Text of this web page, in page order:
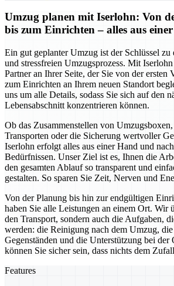
Umzug planen mit Iserlohn: Von
bis zum Einrichten – alles aus
Ein gut geplanter Umzug ist der Schlüssel zu
und stressfreien Umzugsprozess. Mit
Partner an Ihrer Seite, der Sie von der ersten
zum Einrichten an Ihrem neuen Standort
uns um alle Details, sodass Sie sich auf den
Lebensabschnitt konzentrieren können.
Ob das Zusammenstellen von
Transporten oder die Sicherung wertvoller
Iserlohn erfolgt alles aus einer Hand und
Bedürfnissen. Unser Ziel ist es, Ihnen die
den gesamten Ablauf so transparent und
gestalten. So sparen Sie Zeit, Nerven und
Von der Planung bis hin zur endgültigen
haben Sie alle Leistungen an einem Ort. Wir
den Transport, sondern auch die Aufgaben,
werden: die Reinigung nach dem Umzug,
Gegenständen und die Unterstützung bei der
können Sie sicher sein, dass nichts dem
Features